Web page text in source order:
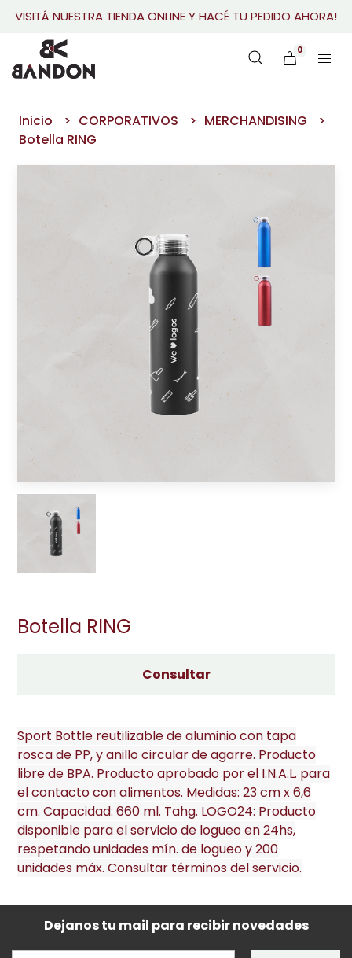
VISITÁ NUESTRA TIENDA ONLINE Y HACÉ TU PEDIDO AHORA!
0
Inicio CORPORATIVOS
MERCHANDISING
Botella RING
Botella RING
Consultar
Sport Bottle reutilizable de aluminio con tapa
rosca de PP, y anillo circular de agarre. Producto
libre de BPA. Producto aprobado por el I.N.A.L. para
el contacto con alimentos. Medidas: 23 cm x 6,6
cm. Capacidad: 660 ml. Tahg. LOGO24: Producto
disponible para el servicio de logueo en 24hs,
respetando unidades mín. de logueo y 200
unidades máx. Consultar términos del servicio.
Dejanos tu mail para recibir novedades